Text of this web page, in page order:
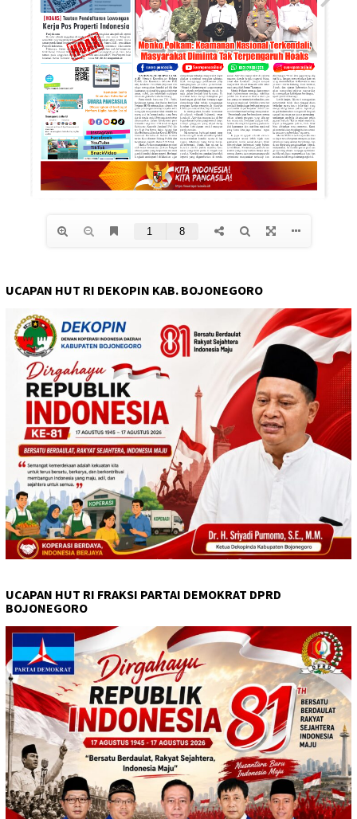
UCAPAN HUT RI DEKOPIN KAB. BOJONEGORO
UCAPAN HUT RI FRAKSI PARTAI DEMOKRAT DPRD
BOJONEGORO